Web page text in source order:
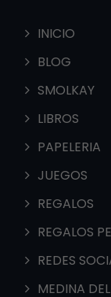
INICIO
BLOG
SMOLKAY
LIBROS
PAPELERIA
JUEGOS
REGALOS
REGALOS
REDES
MEDINA